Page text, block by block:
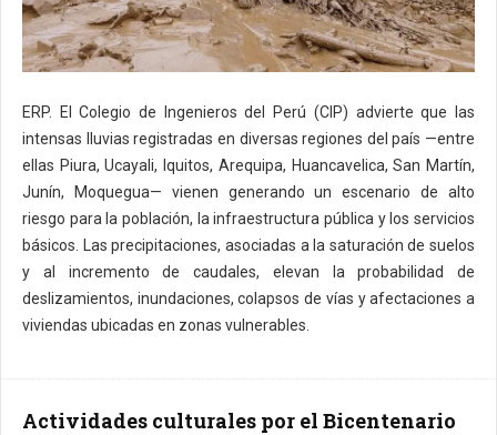
ERP. El Colegio de Ingenieros del Perú (CIP) advierte que las
intensas lluvias registradas en diversas regiones del país —entre
ellas Piura, Ucayali, Iquitos, Arequipa, Huancavelica, San Martín,
Junín, Moquegua— vienen generando un escenario de alto
riesgo para la población, la infraestructura pública y los servicios
básicos. Las precipitaciones, asociadas a la saturación de suelos
y al incremento de caudales, elevan la probabilidad de
deslizamientos, inundaciones, colapsos de vías y afectaciones a
viviendas ubicadas en zonas vulnerables.
Actividades culturales por el Bicentenario